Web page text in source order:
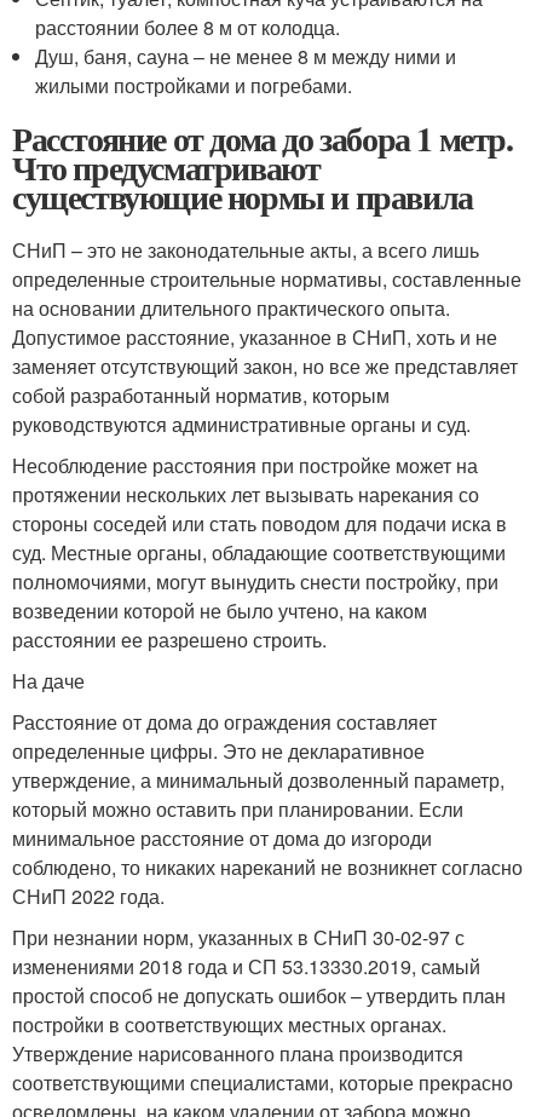
расстоянии более 8 м от колодца.
Душ, баня, сауна – не менее 8 м между ними и
жилыми постройками и погребами.
Расстояние от дома до забора 1 метр.
Что предусматривают
существующие нормы и правила
СНиП – это не законодательные акты, а всего лишь
определенные строительные нормативы, составленные
на основании длительного практического опыта.
Допустимое расстояние, указанное в СНиП, хоть и не
заменяет отсутствующий закон, но все же представляет
собой разработанный норматив, которым
руководствуются административные органы и суд.
Несоблюдение расстояния при постройке может на
протяжении нескольких лет вызывать нарекания со
стороны соседей или стать поводом для подачи иска в
суд. Местные органы, обладающие соответствующими
полномочиями, могут вынудить снести постройку, при
возведении которой не было учтено, на каком
расстоянии ее разрешено строить.
На даче
Расстояние от дома до ограждения составляет
определенные цифры. Это не декларативное
утверждение, а минимальный дозволенный параметр,
который можно оставить при планировании. Если
минимальное расстояние от дома до изгороди
соблюдено, то никаких нареканий не возникнет согласно
СНиП 2022 года.
При незнании норм, указанных в СНиП 30-02-97 с
изменениями 2018 года и СП 53.13330.2019, самый
простой способ не допускать ошибок – утвердить план
постройки в соответствующих местных органах.
Утверждение нарисованного плана производится
соответствующими специалистами, которые прекрасно